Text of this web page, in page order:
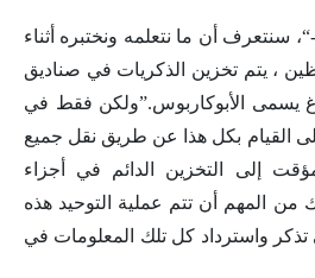
ووفقا لموقع ” indiatoday-“، سنتعرف أن ما نتعلمه ونختبره أثناء
، يتم تخزين الذكريات في صناديق
يسمى الأبوكاربوس.”ولكن فقط في
على القيام بكل هذا عن طريق نقل جميع
إلى التخزين الدائم في أجزاء
من المهم أن تتم عملية التوحيد هذه
واسترداد كل تلك المعلومات في